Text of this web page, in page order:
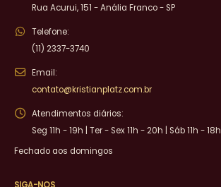
Rua Acurui, 151 - Anália Franco - SP
Telefone:
(11) 2337-3740
Email:
contato@kristianplatz.com.br
Atendimentos diários:
Seg 11h - 19h | Ter - Sex 11h - 20h | Sáb 11h - 18h
Fechado aos domingos